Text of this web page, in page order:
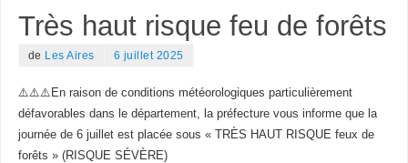
Très haut risque feu de forêts
de Les Aires 6 juillet 2025
⚠️⚠️⚠️En raison de conditions météorologiques particulièrement
défavorables dans le département, la préfecture vous informe que la
journée de 6 juillet est placée sous « TRÈS HAUT RISQUE feux de
forêts » (RISQUE SÉVÈRE)